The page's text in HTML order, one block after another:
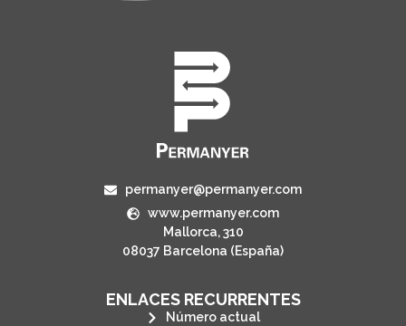
permanyer@permanyer.com
www.permanyer.com
Mallorca, 310
08037 Barcelona (España)
ENLACES RECURRENTES
Número actual